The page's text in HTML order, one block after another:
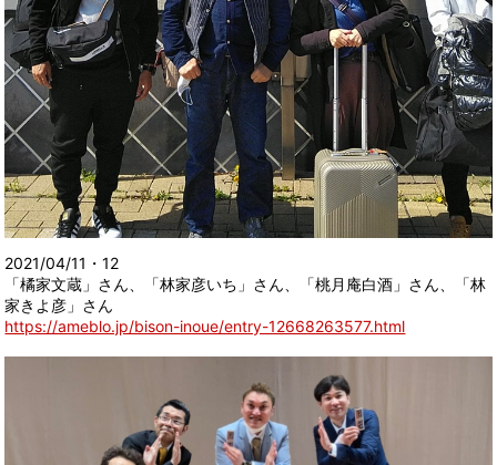
2021/04/11・12
「橘家文蔵」さん、「林家彦いち」さん、「桃月庵白酒」さん、「林
家きよ彦」さん
https://ameblo.jp/bison-inoue/entry-12668263577.html